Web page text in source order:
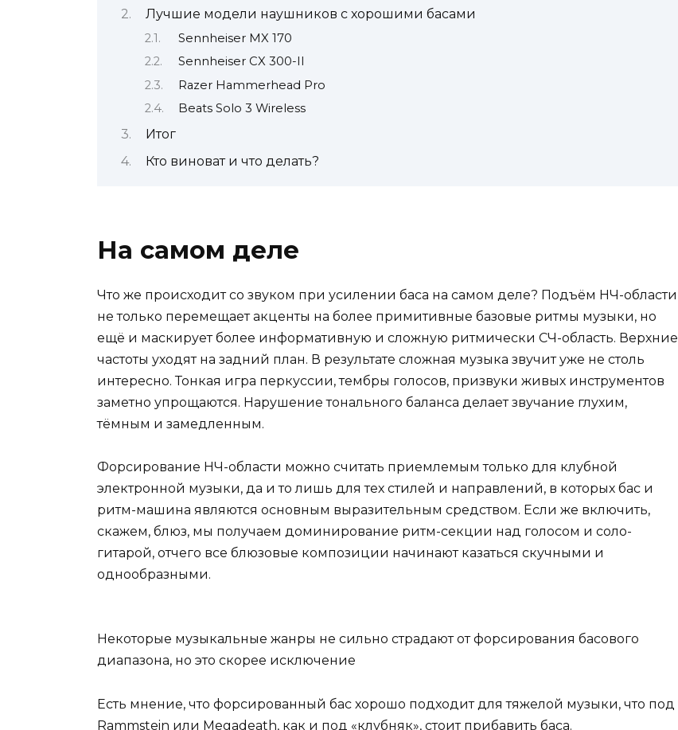
Лучшие модели наушников с хорошими басами
Sennheiser MX 170
Sennheiser CX 300-II
Razer Hammerhead Pro
Beats Solo 3 Wireless
Итог
Кто виноват и что делать?
На самом деле
Что же происходит со звуком при усилении баса на самом деле? Подъём НЧ-области
не только перемещает акценты на более примитивные базовые ритмы музыки, но
ещё и маскирует более информативную и сложную ритмически СЧ-область. Верхние
частоты уходят на задний план. В результате сложная музыка звучит уже не столь
интересно. Тонкая игра перкуссии, тембры голосов, призвуки живых инструментов
заметно упрощаются. Нарушение тонального баланса делает звучание глухим,
тёмным и замедленным.
Форсирование НЧ-области можно считать приемлемым только для клубной
электронной музыки, да и то лишь для тех стилей и направлений, в которых бас и
ритм-машина являются основным выразительным средством. Если же включить,
скажем, блюз, мы получаем доминирование ритм-секции над голосом и соло-
гитарой, отчего все блюзовые композиции начинают казаться скучными и
однообразными.
Некоторые музыкальные жанры не сильно страдают от форсирования басового
диапазона, но это скорее исключение
Есть мнение, что форсированный бас хорошо подходит для тяжелой музыки, что под
Rammstein или Megadeath, как и под «клубняк», стоит прибавить баса.